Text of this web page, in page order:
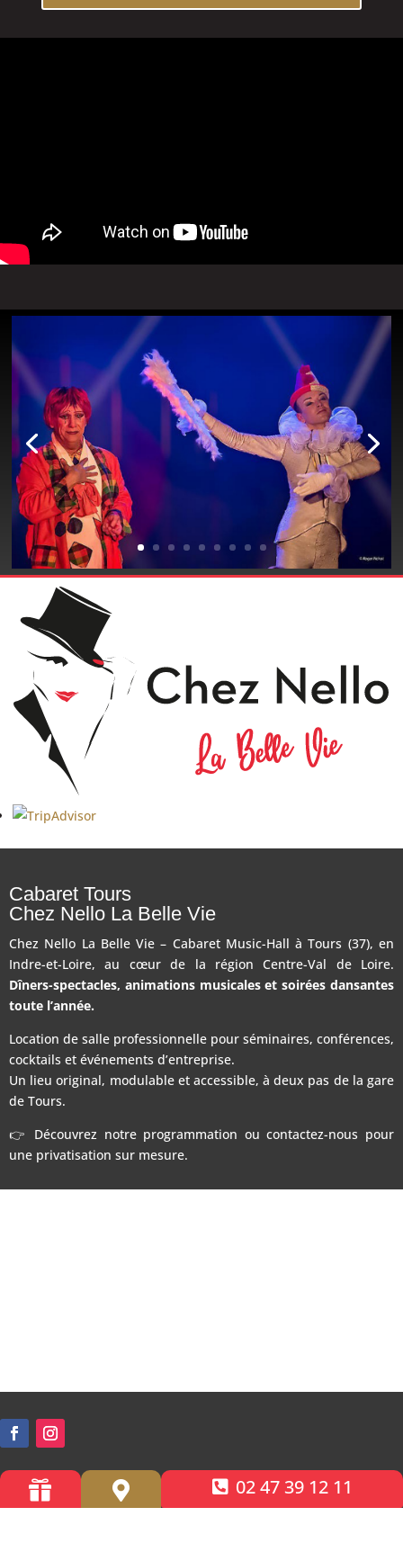
Cabaret Tours
Chez Nello La Belle Vie
Chez Nello La Belle Vie – Cabaret Music-Hall à Tours (37), en
Indre-et-Loire, au cœur de la région Centre-Val de Loire.
Dîners-spectacles, animations musicales et soirées dansantes
toute l’année.
Location de salle professionnelle pour séminaires, conférences,
cocktails et événements d’entreprise.
Un lieu original, modulable et accessible, à deux pas de la gare
de Tours.
👉 Découvrez notre programmation ou contactez-nous pour
une privatisation sur mesure.
Accessibilité PMR
  02 47 39 12 11